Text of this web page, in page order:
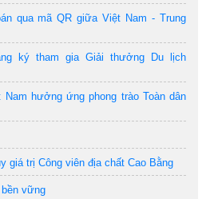
qua mã QR giữa Việt Nam - Trung
ký tham gia Giải thưởng Du lịch
hưởng ứng phong trào Toàn dân
giá trị Công viên địa chất Cao Bằng
vững